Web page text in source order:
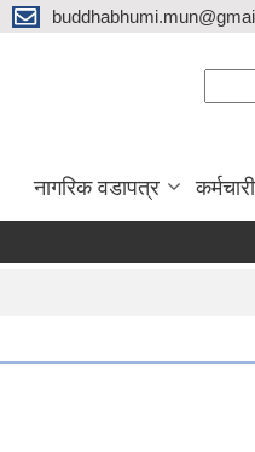
नागरिक वडापत्र